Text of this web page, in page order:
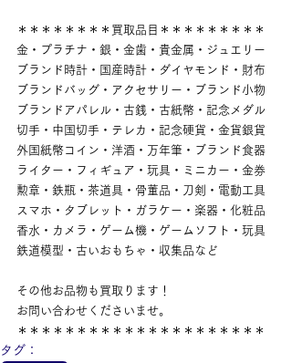
＊＊＊＊＊＊＊＊買取品目＊＊＊＊＊＊＊＊＊
金・プラチナ・銀・金歯・貴金属・ジュエリー
ブランド時計・国産時計・ダイヤモンド・財布
ブランドバッグ・アクセサリー・ブランド小物
ブランドアパレル・古銭・古紙幣・記念メダル
切手・中国切手・テレカ・記念硬貨・金貨銀貨
外国紙幣コイン・洋酒・万年筆・ブランド食器
ライター・フィギュア・玩具・ミニカー・金券
勲章・鉄瓶・茶道具・骨董品・刀剣・電動工具
スマホ・タブレット・ガラケー・楽器・化粧品
香水・カメラ・ゲーム機・ゲームソフト・玩具
鉄道模型・古いおもちゃ・収集品など
その他お品物も買取ります！
お問い合わせくださいませ。
＊＊＊＊＊＊＊＊＊＊＊＊＊＊＊＊＊＊＊＊＊
タグ：